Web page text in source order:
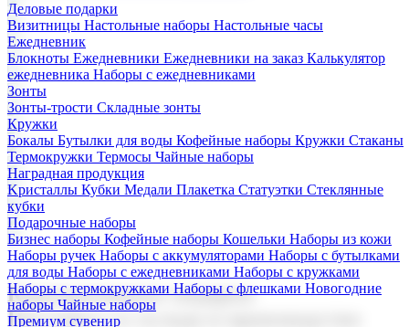
Деловые подарки
Визитницы Настольные наборы Настольные часы
Ежедневник
Блокноты Ежедневники Ежедневники на заказ Калькулятор
ежедневника Наборы с ежедневниками
Зонты
Зонты-трости Складные зонты
Кружки
Бокалы Бутылки для воды Кофейные наборы Кружки Стаканы
Термокружки Термосы Чайные наборы
Наградная продукция
Kристаллы Кубки Медали Плакетка Статуэтки Стеклянные
кубки
Подарочные наборы
Бизнес наборы Кофейные наборы Кошельки Наборы из кожи
Наборы ручек Наборы с аккумуляторами Наборы с бутылками
для воды Наборы с ежедневниками Наборы с кружками
Наборы с термокружками Наборы с флешками Новогодние
наборы Чайные наборы
Премиум сувенир
Корпоративные подарки
Поставка со склада и производство